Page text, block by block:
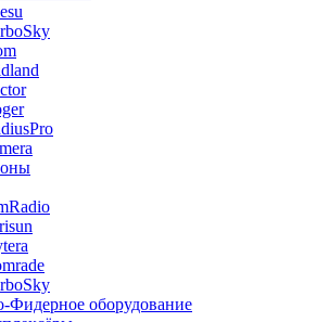
Фидерное оборудование